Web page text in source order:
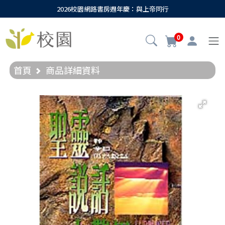
2026校園網路書房週年慶：與上帝同行
0
首頁 商品詳細資料